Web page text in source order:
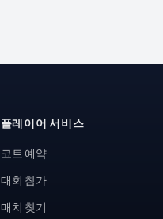
플레이어 서비스
코트 예약
대회 참가
매치 찾기